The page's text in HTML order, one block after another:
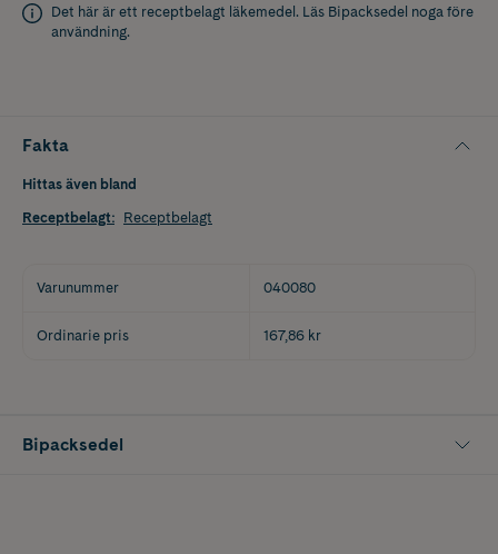
Det här är ett receptbelagt läkemedel. Läs Bipacksedel noga före
användning.
Fakta
Hittas även bland
Receptbelagt: Receptbelagt
Varunummer 040080
Ordinarie pris 167,86 kr
Bipacksedel